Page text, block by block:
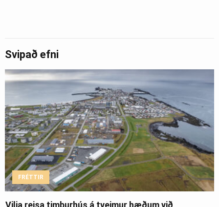
Svipað efni
FRÉTTIR
Vilja reisa timburhús á tveimur hæðum við